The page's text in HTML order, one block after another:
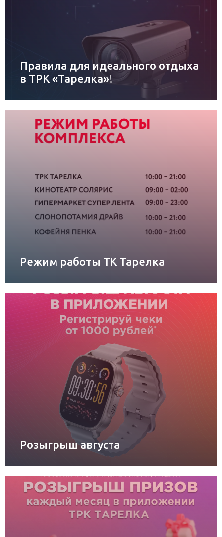
Правила для идеального отдыха
в ТРК «Тарелка»!
Режим работы ТК Тарелка
Розыгрыш августа